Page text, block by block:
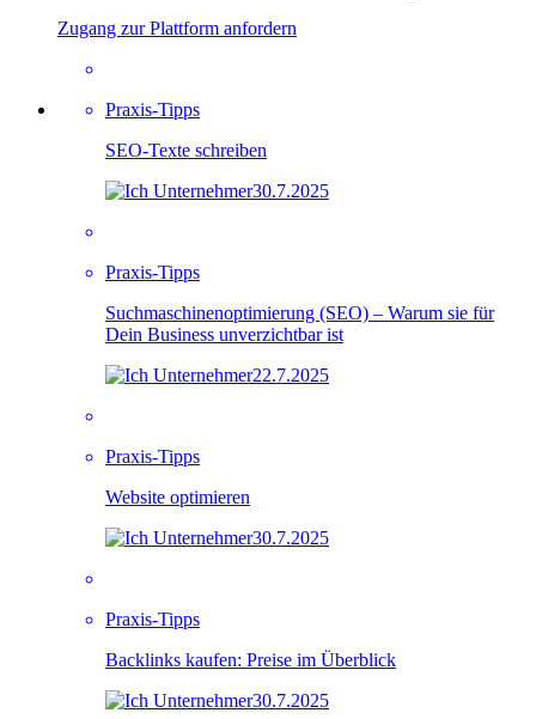
Zugang zur Plattform anfordern
Praxis-Tipps
SEO-Texte schreiben
30.7.2025
Praxis-Tipps
Suchmaschinenoptimierung (SEO) – Warum sie für
Dein Business unverzichtbar ist
22.7.2025
Praxis-Tipps
Website optimieren
30.7.2025
Praxis-Tipps
Backlinks kaufen: Preise im Überblick
30.7.2025